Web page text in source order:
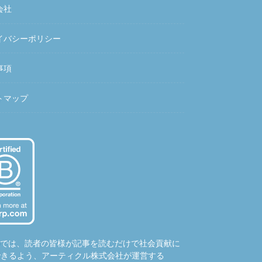
社
バシーポリシー
項
マップ
は、読者の皆様が記事を読むだけで社会貢献に
るよう、アーティクル株式会社が運営する